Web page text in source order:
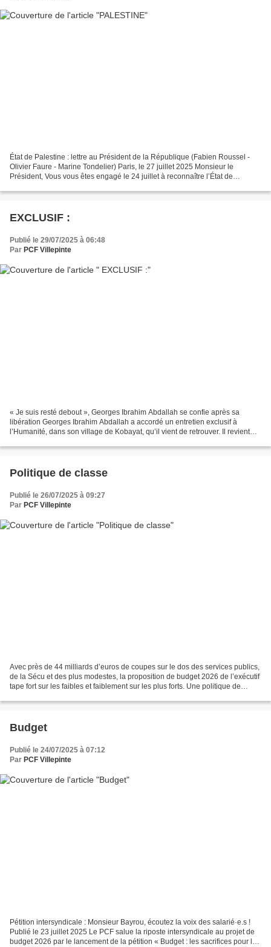
État de Palestine : lettre au Président de la République (Fabien Roussel -
Olivier Faure - Marine Tondelier) Paris, le 27 juillet 2025 Monsieur le
Président, Vous vous êtes engagé le 24 juillet à reconnaître l’État de
EXCLUSIF :
Publié le 29/07/2025 à 06:48
Par PCF Villepinte
« Je suis resté debout », Georges Ibrahim Abdallah se confie après sa
libération Georges Ibrahim Abdallah a accordé un entretien exclusif à
l’Humanité, dans son village de Kobayat, qu’il vient de retrouver. Il revient
Politique de classe
Publié le 26/07/2025 à 09:27
Par PCF Villepinte
Avec près de 44 milliards d’euros de coupes sur le dos des services publics,
de la Sécu et des plus modestes, la proposition de budget 2026 de l’exécutif
tape fort sur les faibles et faiblement sur les plus forts. Une politique de
Budget
Publié le 24/07/2025 à 07:12
Par PCF Villepinte
Pétition intersyndicale : Monsieur Bayrou, écoutez la voix des salarié·e.s !
Publié le 23 juillet 2025 Le PCF salue la riposte intersyndicale au projet de
budget 2026 par le lancement de la pétition « Budget : les sacrifices pour le